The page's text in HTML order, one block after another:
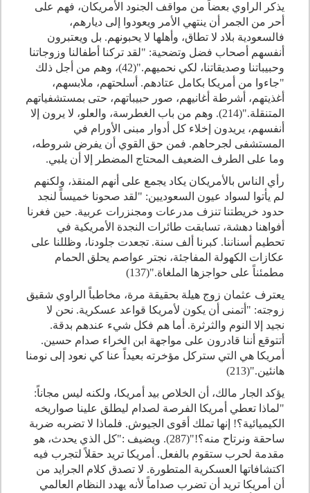
يذكر الراوي بعضاً من مواقف الجنود الأمريكان، فهم على
أحر من الجمر أن ينتهي الأمر ويعودوا إلى ديارهم،
فالسعودية بلاد لا تطاق، وأهلها لا يحبونهم. بل ويعتبرون
أنفسهم أصحاب فضل وتضحية: "لقد تركنا أطفالنا وزوجاتنا
وحبيباتنا وصديقاتنا، لكي نحميهم."(42)، وهم من أجل ذلك
"جاءوا من أمريكا بكامل عتادهم. أسلحتهم، ملابسهم،
أغذيتهم، أشرطة أغانيهم، صور حبيباتهم، حتى بمستشفياتهم
المتنقلة."(214). وهم من باب الغطرسة، والعلو، لا يرون إلا
أنفسهم، يريدون إخلاء كل أدوار مبنى الأورام في
المستشفى لجرحاهم. فمن حق القوي أن يفرض شروطه،
وما على الطرف الضعيف المحتاج المضطر إلا أن يلبي.
رأي الناس بالأمريكان يكاد يجمع على أنهم المنقذ، ولكنهم
لم يأتوا لسواد عيون السعوديين: "لقد صحونا خميساً لنجد
حدود خريطتنا تنزف مدرعات ومجنزرات عربية. حين فغرنا
أفواهنا دهشة، تسابقت طائرات النجدة الأمريكية في
تحطيم أسناننا. كبرنا ألف سنة. تجعدت جلودنا، وظللنا على
عكازات الكهولة المفاجئة، نجتر عواصم يحلق الحمام
مطمئناً على حواجزها الملغاة."(137)
يعترف عثمان زوج هيلة بحقيقة مرة، مخاطباً الراوي شقيق
زوجته: "أتمنى أن يكون لأمريكا قواعد عسكرية. نحن لا
نجيد إلا النوم والثرثرة. أما هم فكل شيء عندهم بدقة.
أتتوقع أننا قادرون على مواجهة ابن الخراء صدام حسين.
أمريكا هي التي ستركل مؤخرته بعيداً عنا كي نعود إلى نومنا
هانئين."(213)
يؤكد الجار مالك، أن الخلاص بيد أمريكا، ولكنه ليس مجاناً:
"لماذا تعطي أمريكا الفرصة لصدام ليطلق علينا صواريخه
الكيميائية؟! إنها تملك أقوى الجيوش. فلماذا لا تضربه ضربة
ساحقة ونرتاح منه؟!"(287). ويضيف :"كل الذي يحدث، هو
مقدمة لحرب ستقوم بالفعل. أمريكا تريد حقلاً لتجرب فيه
اكتشافاتها العسكرية المتطورة. لا تصدق كلام الجرايد من
أن أمريكا تريد أن تضرب صداماً لأنه يهدد النظام العالمي